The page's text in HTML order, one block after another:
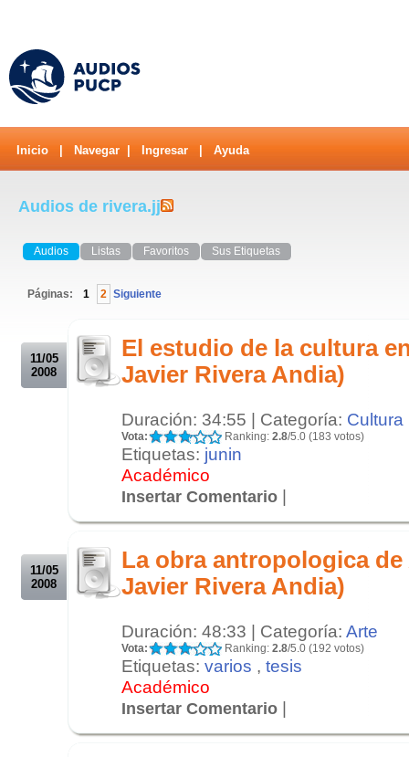
Inicio Navegar Ingresar Ayuda
Audios de rivera.jj
Audios Listas Favoritos Sus Etiquetas
Páginas: 1 2 Siguiente
11/05
2008
El estudio de la cultura
Javier Rivera Andia)
Duración: 34:55 | Categoría: Cultura
Vota: Ranking: 2.8/5.0 (183 votos)
Etiquetas: junin
Académico
Insertar Comentario |
11/05
2008
La obra antropologica
Javier Rivera Andia)
Duración: 48:33 | Categoría: Arte
Vota: Ranking: 2.8/5.0 (192 votos)
Etiquetas: varios , tesis
Académico
Insertar Comentario |